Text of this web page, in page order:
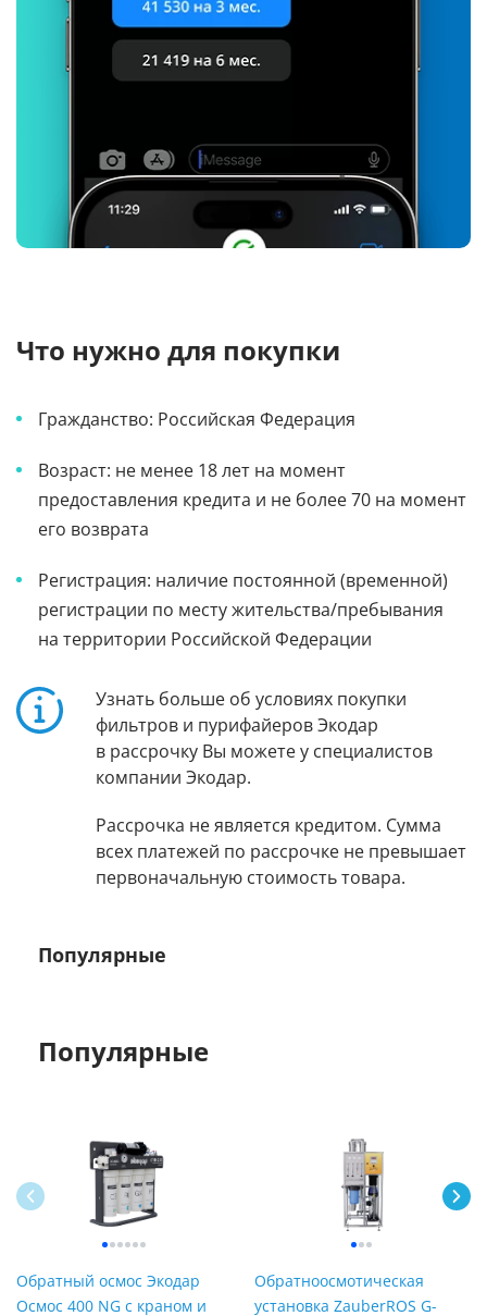
Что нужно для покупки
Гражданство: Российская Федерация
Возраст: не менее 18 лет на момент
предоставления кредита и не более 70 на момент
его возврата
Регистрация: наличие постоянной (временной)
регистрации по месту жительства/пребывания
на территории Российской Федерации
Узнать больше об условиях покупки
фильтров и пурифайеров Экодар
в рассрочку Вы можете у специалистов
компании Экодар.
Рассрочка не является кредитом. Сумма
всех платежей по рассрочке не превышает
первоначальную стоимость товара.
Популярные
Популярные
Обратный осмос Экодар
Осмос 400 NG с краном и
Обратноосмотическая
установка ZauberROS G-